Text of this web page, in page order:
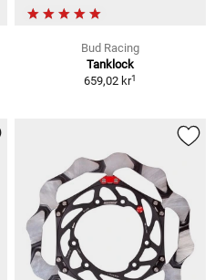
Bud Racing
Tanklock
659,02 kr1